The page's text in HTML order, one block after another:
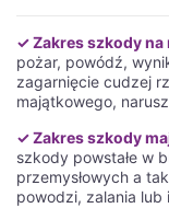
✓ Zakres szkody
pożar, powódź,
zagarnięcie cudzej
majątkowego,
✓ Zakres szkody
szkody powstałe w
przemysłowych a
powodzi, zalania lub